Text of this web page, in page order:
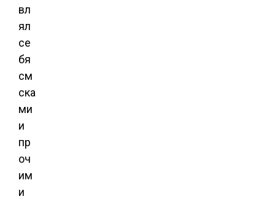
вл
ял
се
бя
см
ска
ми
и
пр
оч
им
и